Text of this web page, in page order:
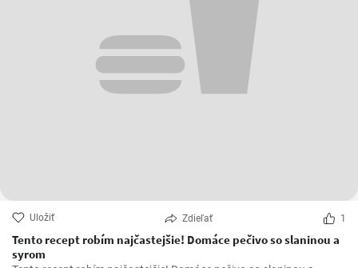
Uložiť Zdieľať 1
Tento recept robím najčastejšie! Domáce pečivo so slaninou a
syrom